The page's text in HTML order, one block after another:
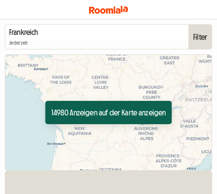
Jederzeit
Filter
14980 Anzeigen auf der Karte anzeigen